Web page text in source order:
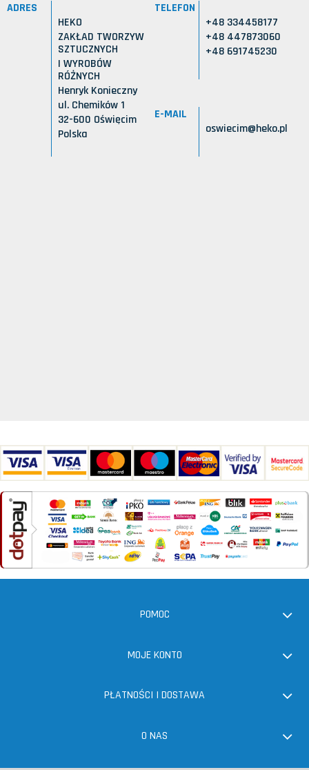
ADRES
HEKO
ZAKŁAD TWORZYW
SZTUCZNYCH
I WYROBÓW
RÓŻNYCH
Henryk Konieczny
ul. Chemików 1
32-600 Oświęcim
Polska
TELEFON
+48 334458177
+48 447873060
+48 691745230
E-MAIL
oswiecim@heko.pl
POMOC
MOJE KONTO
PŁATNOŚCI I DOSTAWA
O NAS